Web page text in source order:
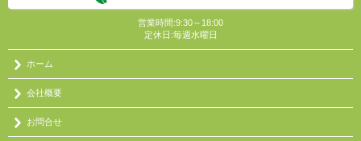
営業時間:9:30～18:00
定休日:毎週水曜日
ホーム
会社概要
お問合せ